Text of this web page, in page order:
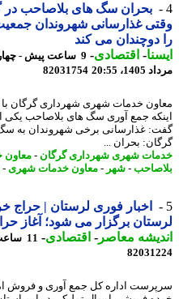
بحران سگ های بلاصاحب در
غذارسانی شهروندان جمعیت
دوچندان می کند
-اقتصادی-
20:55
82031754
خدمات شهری شهرداری گرگان با
جمع آوری سگ های بلاصاحب یکی
غذارسانی برخی شهروندان به سگ
بحران ...
شهری شهرداری گرگان -معاون
-شهر -معاون خدمات شهری- سگ
اخبار فوری لرستان | حراج
برگزار می شود؛ آغاز حراج 12 خرداد در سامانه ستاد
معاصر-اقتصادی-11 ساعت پیش - چهارشنبه 14 مرداد 1405، 19:13
اداره کل جمع آوری و فروش اموال